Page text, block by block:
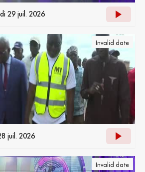
29 juil. 2026
Invalid date
juil. 2026
Invalid date